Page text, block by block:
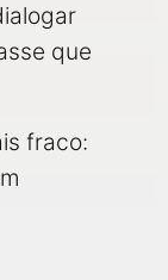
que
fraco: